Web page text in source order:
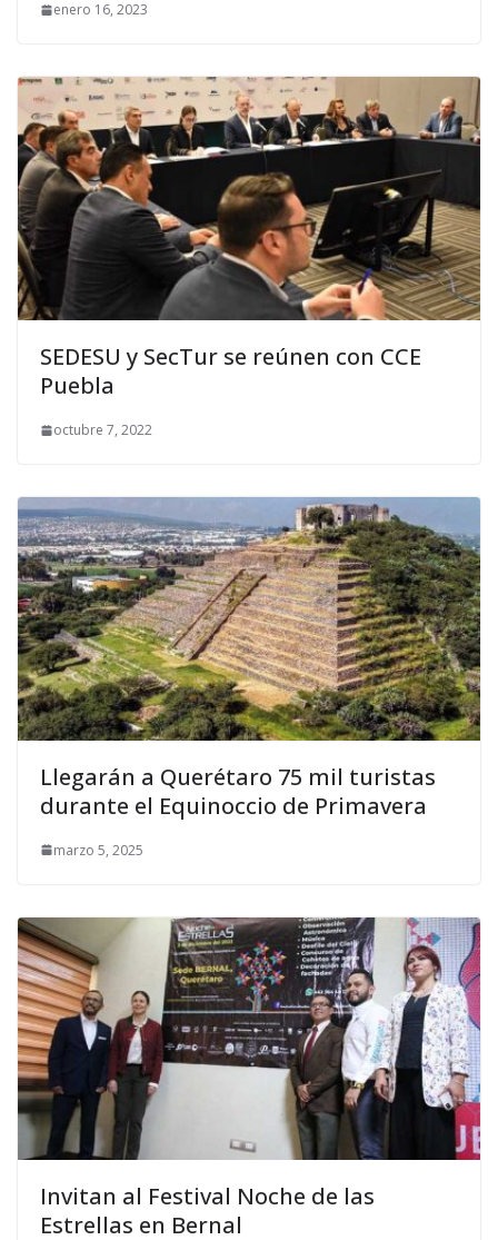
enero 16, 2023
SEDESU y SecTur se reúnen con CCE
Puebla
octubre 7, 2022
Llegarán a Querétaro 75 mil turistas
durante el Equinoccio de Primavera
marzo 5, 2025
Invitan al Festival Noche de las
Estrellas en Bernal